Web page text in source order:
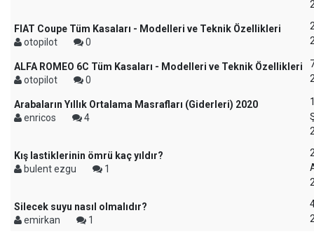
FIAT Coupe Tüm Kasaları - Modelleri ve Teknik Özellikleri
otopilot
0
ALFA ROMEO 6C Tüm Kasaları - Modelleri ve Teknik Özellikleri
otopilot
0
Arabaların Yıllık Ortalama Masrafları (Giderleri) 2020
enricos
4
Kış lastiklerinin ömrü kaç yıldır?
bulent ezgu
1
Silecek suyu nasıl olmalıdır?
emirkan
1